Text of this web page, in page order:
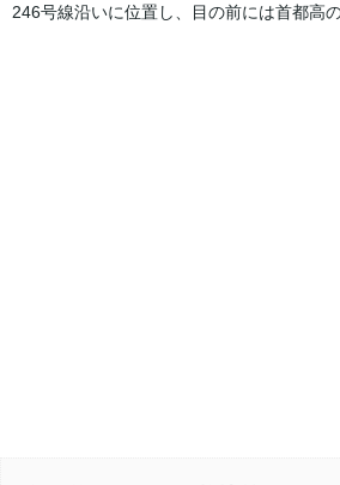
246号線沿いに位置し、目の前には首都高